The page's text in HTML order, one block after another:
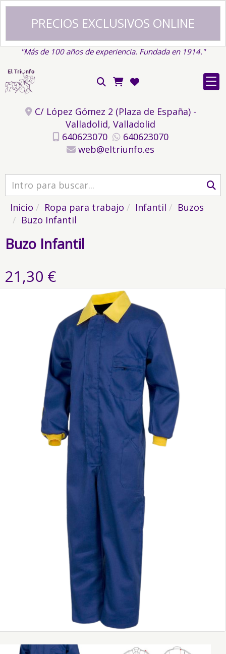
PRECIOS EXCLUSIVOS ONLINE
"Más de 100 años de experiencia. Fundada en 1914."
C/ López Gómez 2 (Plaza de España) -
Valladolid, Valladolid
640623070
640623070
web
eltriunfo.es
Inicio Ropa para trabajo Infantil
Buzos
Buzo Infantil
Buzo Infantil
21,30 €